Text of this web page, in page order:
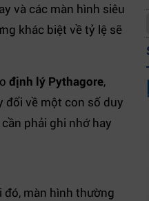
và các màn hình siêu
khác biệt về tỷ lệ sẽ
định lý Pythagore,
đổi về một con số duy
phải ghi nhớ hay
đó, màn hình thường